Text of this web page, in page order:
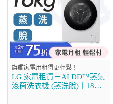
旗艦家電用租得更輕鬆！
LG 家電租賃－AI DD™蒸氣
滾筒洗衣機 (蒸洗脫)｜18公